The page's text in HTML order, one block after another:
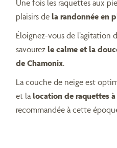
Une fois les raquettes aux
plaisirs de la randonnée en
Éloignez-vous de l’agitation
savourez le calme et la
de Chamonix.
La couche de neige est
et lalocation de raquettes à
recommandée à cette